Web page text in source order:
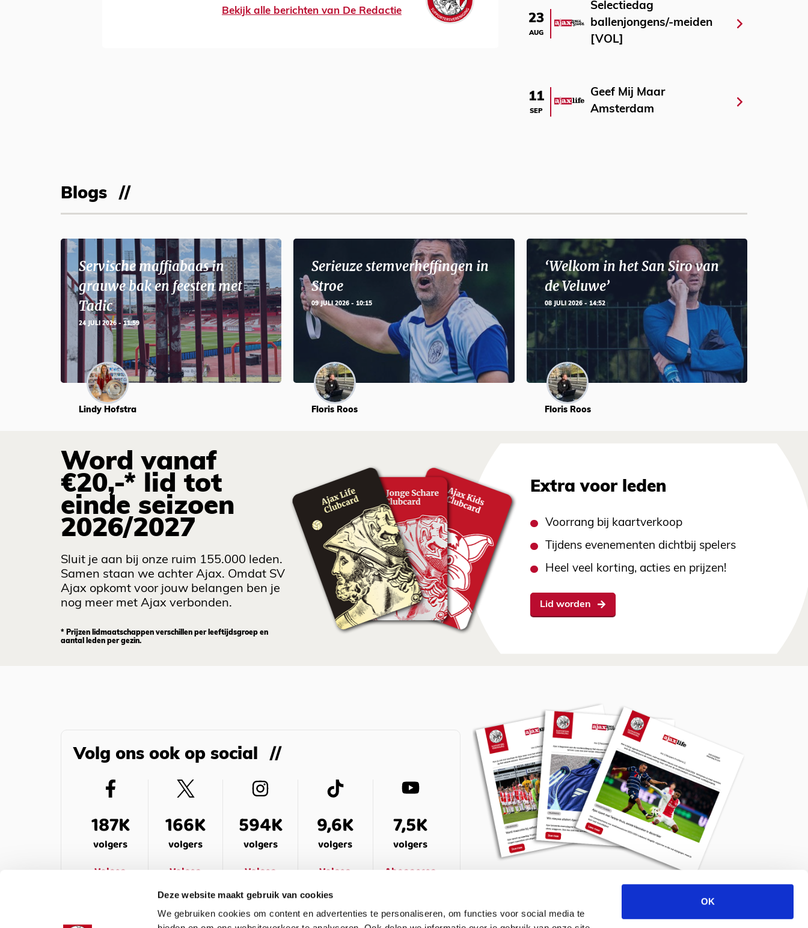
Deze website maakt gebruik van cookies
We gebruiken cookies om content en advertenties te personaliseren, om functies voor social media te
OK
Bekijk alle berichten van De Redactie
23
AUG
Selectiedag
ballenjongens/-meiden
[VOL]
11
SEP
Geef Mij Maar
Amsterdam
Blogs
Servische maffiabaas in
grauwe bak en feesten met
Tadic
24 JULI 2026 - 11:59
Lindy Hofstra
Serieuze stemverheffingen in
Stroe
09 JULI 2026 - 10:15
Floris Roos
‘Welkom in het San Siro van
de Veluwe’
08 JULI 2026 - 14:52
Floris Roos
Word vanaf
€20,-* lid tot
einde seizoen
2026/2027
Sluit je aan bij onze ruim 155.000 leden.
Samen staan we achter Ajax. Omdat SV
Ajax opkomt voor jouw belangen ben je
nog meer met Ajax verbonden.
* Prijzen lidmaatschappen verschillen per leeftijdsgroep en
aantal leden per gezin.
Extra voor leden
Voorrang bij kaartverkoop
Tijdens evenementen dichtbij spelers
Heel veel korting, acties en prijzen!
Lid worden
Volg ons ook op social
187K
volgers
Volgen
166K
volgers
Volgen
594K
volgers
Volgen
9,6K
volgers
Volgen
7,5K
volgers
Abonneren
Meld je aan voor de nieuwsbrief